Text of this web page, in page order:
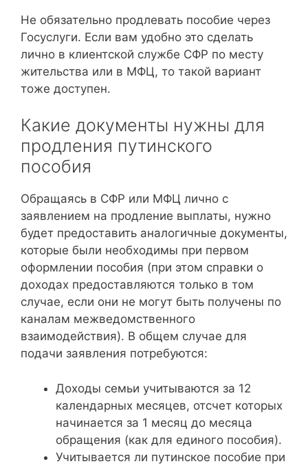
Не обязательно продлевать пособие через
Госуслуги. Если вам удобно это сделать
лично в клиентской службе СФР по месту
жительства или в МФЦ, то такой вариант
тоже доступен.
Какие документы нужны для
продления путинского
пособия
Обращаясь в СФР или МФЦ лично с
заявлением на продление выплаты, нужно
будет предоставить аналогичные документы,
которые были необходимы при первом
оформлении пособия (при этом справки о
доходах предоставляются только в том
случае, если они не могут быть получены по
каналам межведомственного
взаимодействия). В общем случае для
подачи заявления потребуются:
Доходы семьи учитываются за 12
календарных месяцев, отсчет которых
начинается за 1 месяц до месяца
обращения (как для единого пособия).
Учитывается ли путинское пособие при